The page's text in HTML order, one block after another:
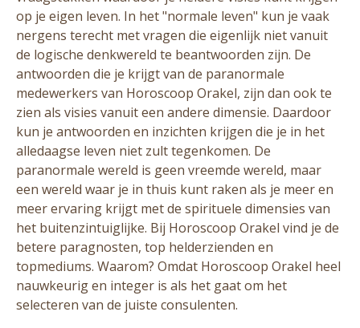
op je eigen leven. In het "normale leven" kun je vaak
nergens terecht met vragen die eigenlijk niet vanuit
de logische denkwereld te beantwoorden zijn. De
antwoorden die je krijgt van de paranormale
medewerkers van Horoscoop Orakel, zijn dan ook te
zien als visies vanuit een andere dimensie. Daardoor
kun je antwoorden en inzichten krijgen die je in het
alledaagse leven niet zult tegenkomen. De
paranormale wereld is geen vreemde wereld, maar
een wereld waar je in thuis kunt raken als je meer en
meer ervaring krijgt met de spirituele dimensies van
het buitenzintuiglijke. Bij Horoscoop Orakel vind je de
betere paragnosten, top helderzienden en
topmediums. Waarom? Omdat Horoscoop Orakel heel
nauwkeurig en integer is als het gaat om het
selecteren van de juiste consulenten.